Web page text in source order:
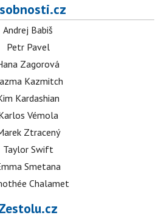
Andrej Babiš
Petr Pavel
Zagorová
Kazmitch
Kardashian
Vémola
Ztracený
Taylor Swift
Smetana
Chalamet